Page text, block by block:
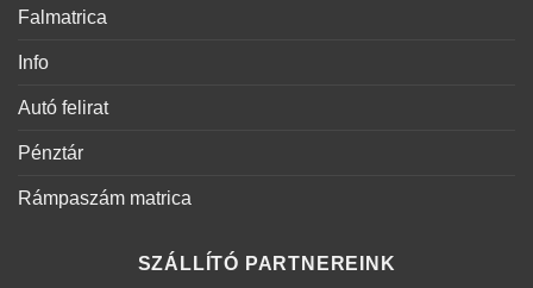
Falmatrica
Info
Autó felirat
Pénztár
Rámpaszám matrica
SZÁLLÍTÓ PARTNEREINK